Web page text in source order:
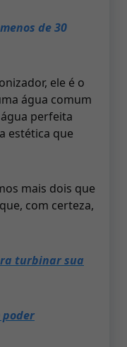
de 30
ele é o
água comum
perfeita
estética que
mais dois que
com certeza,
turbinar sua
poder